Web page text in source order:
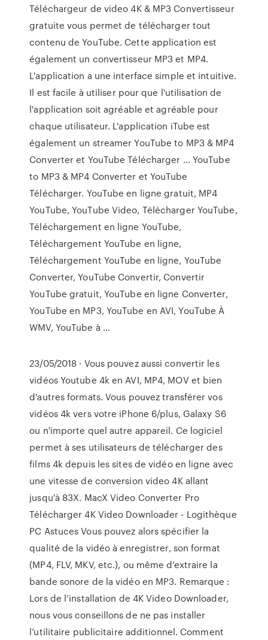
Téléchargeur de video 4K & MP3 Convertisseur
gratuite vous permet de télécharger tout
contenu de YouTube. Cette application est
également un convertisseur MP3 et MP4.
L'application a une interface simple et intuitive.
Il est facile à utiliser pour que l'utilisation de
l'application soit agréable et agréable pour
chaque utilisateur. L'application iTube est
également un streamer YouTube to MP3 & MP4
Converter et YouTube Télécharger ... YouTube
to MP3 & MP4 Converter et YouTube
Télécharger. YouTube en ligne gratuit, MP4
YouTube, YouTube Video, Télécharger YouTube,
Téléchargement en ligne YouTube,
Téléchargement YouTube en ligne,
Téléchargement YouTube en ligne, YouTube
Converter, YouTube Convertir, Convertir
YouTube gratuit, YouTube en ligne Converter,
YouTube en MP3, YouTube en AVI, YouTube À
WMV, YouTube à …
23/05/2018 · Vous pouvez aussi convertir les
vidéos Youtube 4k en AVI, MP4, MOV et bien
d'autres formats. Vous pouvez transférer vos
vidéos 4k vers votre iPhone 6/plus, Galaxy S6
ou n'importe quel autre appareil. Ce logiciel
permet à ses utilisateurs de télécharger des
films 4k depuis les sites de vidéo en ligne avec
une vitesse de conversion video 4K allant
jusqu'à 83X. MacX Video Converter Pro
Télécharger 4K Video Downloader - Logithèque
PC Astuces Vous pouvez alors spécifier la
qualité de la vidéo à enregistrer, son format
(MP4, FLV, MKV, etc.), ou même d’extraire la
bande sonore de la vidéo en MP3. Remarque :
Lors de l’installation de 4K Video Downloader,
nous vous conseillons de ne pas installer
l’utilitaire publicitaire additionnel. Comment